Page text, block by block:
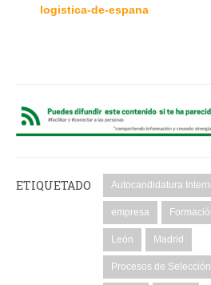
logistica-de-espana
ETIQUETADO Autocandidatura
empresa
León Madrid
Procesos de